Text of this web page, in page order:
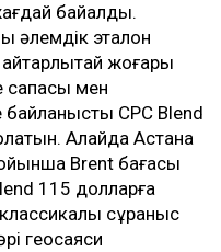
байқалды.
әлемдік эталон
жоғары
сапасы мен
байланысты CPC Blend
Алайда Астана
Brent бағасы
115 долларға
сұраныс
геосаяси